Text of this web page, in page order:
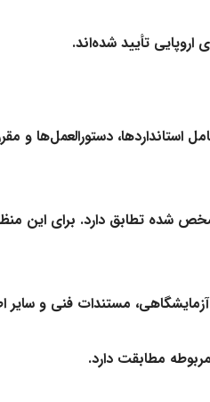
تأیید شده‌اند.
استانداردها، دستورالعمل‌ها و
شده تطابق دارد. برای این
مطابقت دارد.